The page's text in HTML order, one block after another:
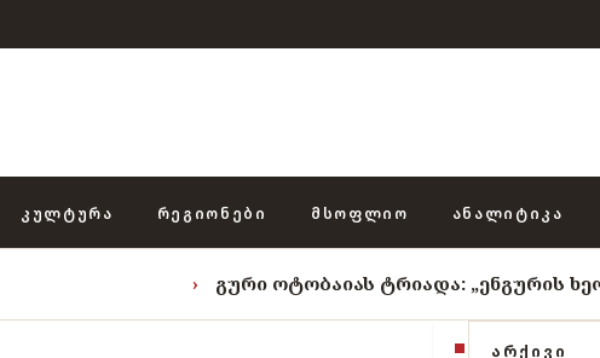
ᲙᲣᲚᲢᲣᲠᲐ ᲠᲔᲒᲘᲝᲜᲔᲑᲘ ᲛᲡᲝᲤᲚᲘᲝ ᲐᲜᲐᲚᲘᲢᲘᲙᲐ
გური ოტობაიას ტრიადა: „ენგურის ხეობის საგა“›
ᲐᲠᲥᲘᲕᲘ